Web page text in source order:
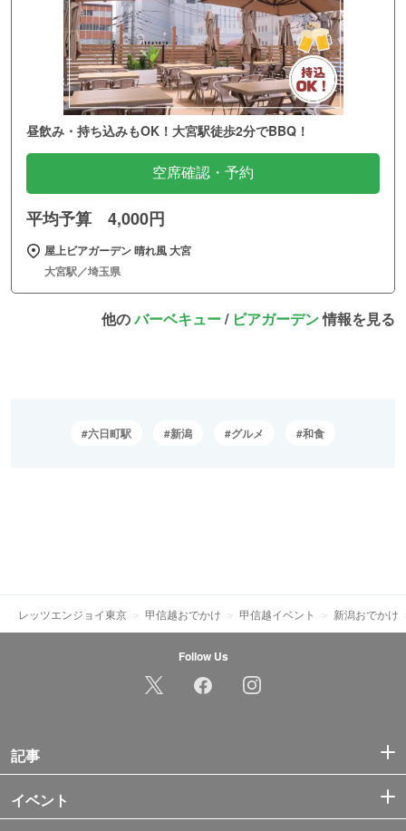
昼飲み・持ち込みもOK！大宮駅徒歩2分でBBQ！
空席確認・予約
平均予算 4,000円
屋上ビアガーデン 晴れ風 大宮
大宮駅／埼玉県
他のバーベキュー/ ビアガーデン情報を見る
六日町駅 新潟 グルメ 和食
レッツエンジョイ東京 甲信越おでかけ 甲信越イベント 新潟おでかけ
Follow Us
記事
イベント